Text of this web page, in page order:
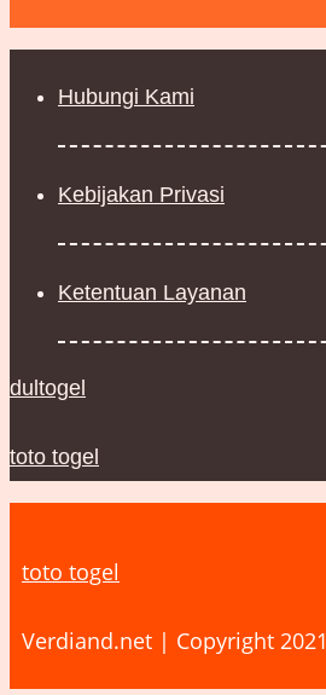
Hubungi Kami
Kebijakan Privasi
Ketentuan Layanan
dultogel
toto togel
toto togel
Verdiand.net | Copyright 2021